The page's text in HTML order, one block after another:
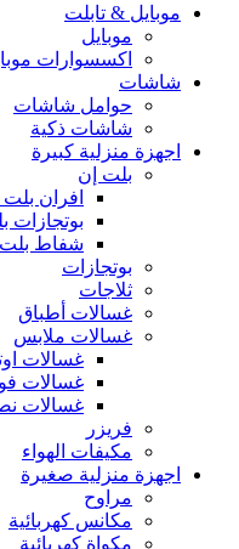
موبايل & تابلت
موبايل
اكسسوارات
شاشات
حوامل شاشات
شاشات ذكية
اجهزة منزلية كبيرة
بلت إن
افران
بوتجازات
شفاط
بوتجازات
ثلاجات
غسالات أطباق
غسالات ملابس
غسالات
غسالات
غسالات
فريزر
مكيفات الهواء
اجهزة منزلية صغيرة
مراوح
مكانس كهربائية
مكواة كهربائية